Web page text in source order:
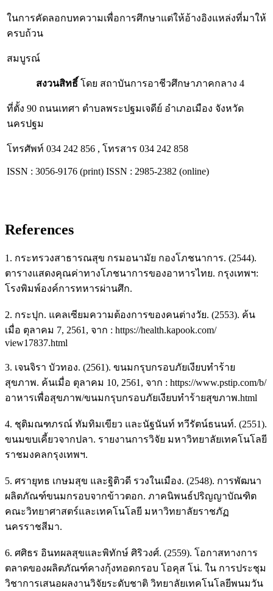
ในการคัดลอกบทความเพื่อการศึกษาแต่ให้อ้างอิงแหล่งที่มาให้
ครบถ้วน
สมบูรณ์
สงวนสิทธิ์ โดย สถาบันการอาชีวศึกษาภาคกลาง 4
ที่ตั้ง 90 ถนนเทศา ตำบลพระปฐมเจดีย์ อำเภอเมือง จังหวัด
นครปฐม
โทรศัพท์ 034 242 856 , โทรสาร 034 242 858
ISSN : 3056-9176 (print) ISSN : 2985-2382 (online)
References
1. กระทรวงสาธารณสุข กรมอนามัย กองโภชนาการ. (2544).
ตารางแสดงคุณค่าทางโภชนาการของอาหารไทย. กรุงเทพฯ:
โรงพิมพ์องค์การทหารผ่านศึก.
2. กระปุก. แคลเซียมความต้องการของคนต่างวัย. (2553). ค้น
เมื่อ ตุลาคม 7, 2561, จาก : https://health.kapook.com/
view17837.html
3. เจนจิรา บัวทอง. (2561). ขนมกรุบกรอบภัยเงียบทำร้าย
สุขภาพ. ค้นเมื่อ ตุลาคม 10, 2561, จาก : https://www.pstip.com/b/
อาหารเพื่อสุขภาพ/ขนมกรุบกรอบภัยเงียบทำร้ายสุขภาพ.html
4. ชุติมณฑภรณ์ ทัมทิมเขียว และนัฐนันท์ ทวีรัตน์ธนนท์. (2551).
ขนมขบเคี้ยวจากปลา. รายงานการวิจัย มหาวิทยาลัยเทคโนโลยี
ราชมงคลกรุงเทพฯ.
5. ศรายุทธ เกษมสุข และฐิติวดี รวงในเมือง. (2548). การพัฒนา
ผลิตภัณฑ์ขนมกรอบจากข้าวตอก. ภาคนิพนธ์ปริญญาบัณฑิต
คณะวิทยาศาสตร์และเทคโนโลยี มหาวิทยาลัยราชภัฏ
นครราชสีมา.
6. ศศิธร อินทผลสุขและพิทักษ์ ศิริวงศ์. (2559). โอกาสทางการ
ตลาดของผลิตภัณฑ์คางกุ้งทอดกรอบ โอคุส โน่. ใน การประชุม
วิชาการเสนอผลงานวิจัยระดับชาติ วิทยาลัยเทคโนโลยีพนมวัน